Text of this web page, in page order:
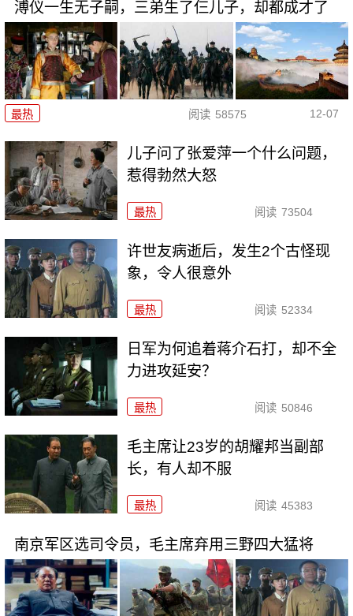
溥仪一生无子嗣，三弟生了仨儿子，却都成才了
最热 阅读 58575 12-07
儿子问了张爱萍一个什么问题，
惹得勃然大怒
最热 阅读 73504
许世友病逝后，发生2个古怪现
象，令人很意外
最热 阅读 52334
日军为何追着蒋介石打，却不全
力进攻延安？
最热 阅读 50846
毛主席让23岁的胡耀邦当副部
长，有人却不服
最热 阅读 45383
南京军区选司令员，毛主席弃用三野四大猛将